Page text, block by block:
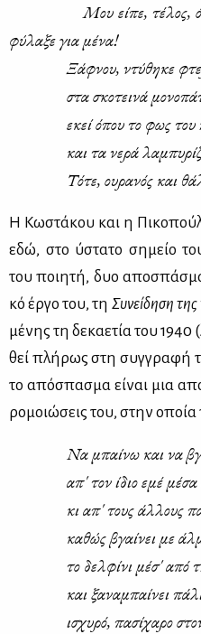
Μου εί­πε, τέ­λος, ότι
φύ­λα­ξε για μέ­να!
Ξάφ­νου, ντύ­θη­κε
στα σκο­τει­νά
εκεί όπου το φως
και τα νε­ρά
Τό­τε, ου­ρα­νός και
Η Κω­στά­κου και η
εδώ, στο ύστα­το ση­μείο
του ποι­η­τή, δυο
κό έρ­γο του, τη Συ­νεί­δη­ση
μέ­νης τη δε­κα­ε­τία του
θεί πλή­ρως στη συγ­γρα­φή
το από­σπα­σμα εί­ναι μια
ρο­μοιώ­σεις του, στην
Να μπαί­νω και να
απ' τον ίδιο εμέ
κι απ' τους άλ­λους
κα­θώς βγαί­νει με
το δελ­φί­νι μέ­σ' από
και ξα­να­μπαί­νει
ισχυ­ρό, πα­σί­χα­ρο